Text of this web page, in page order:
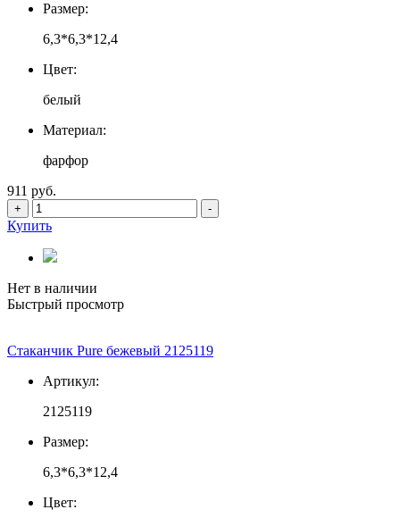
Размер:
6,3*6,3*12,4
Цвет:
белый
Материал:
фарфор
911 руб.
+ -
Купить
Нет в наличии
Быстрый просмотр
Стаканчик Pure бежевый 2125119
Артикул:
2125119
Размер:
6,3*6,3*12,4
Цвет: